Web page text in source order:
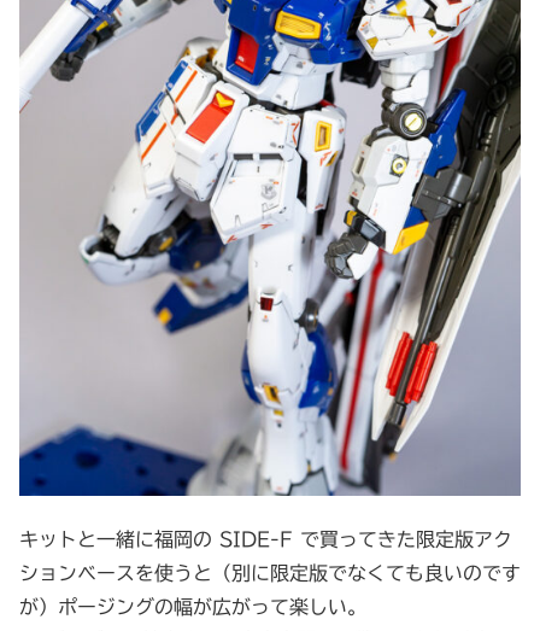
キットと一緒に福岡の SIDE-F で買ってきた限定版アク
ションベースを使うと（別に限定版でなくても良いのです
が）ポージングの幅が広がって楽しい。